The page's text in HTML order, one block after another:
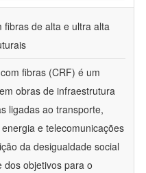
fibras de alta e ultra alta
fibras (CRF) é um
obras de infraestrutura
ligadas ao transporte,
e telecomunicações
da desigualdade social
objetivos para o